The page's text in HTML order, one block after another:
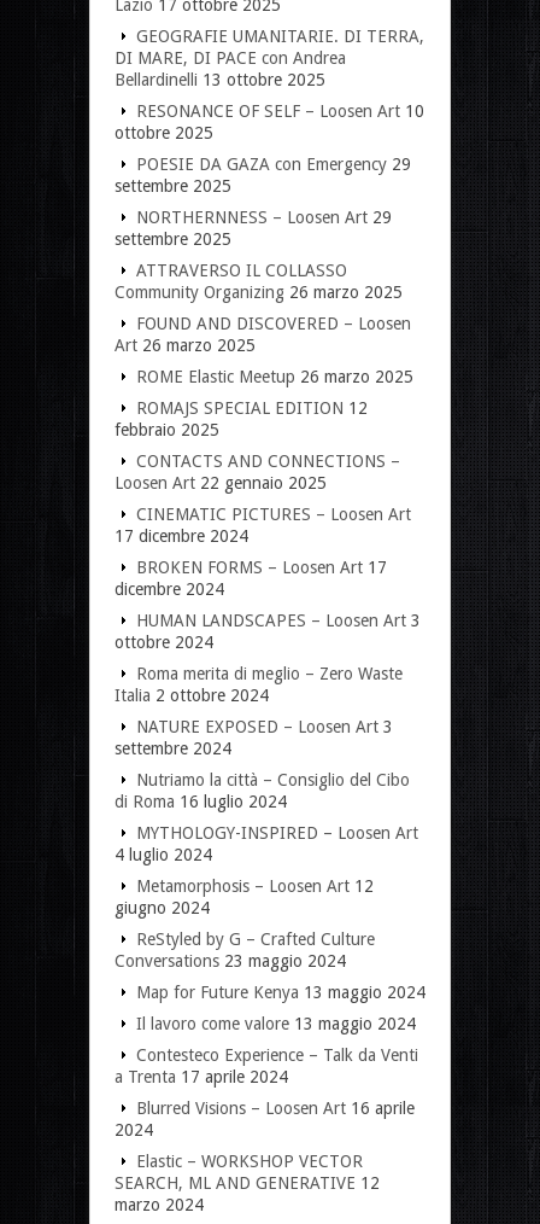
Lazio 17 ottobre 2025
GEOGRAFIE UMANITARIE. DI TERRA,
DI MARE, DI PACE con Andrea
Bellardinelli 13 ottobre 2025
RESONANCE OF SELF – Loosen Art 10
ottobre 2025
POESIE DA GAZA con Emergency 29
settembre 2025
NORTHERNNESS – Loosen Art 29
settembre 2025
ATTRAVERSO IL COLLASSO
Community Organizing 26 marzo 2025
FOUND AND DISCOVERED – Loosen
Art 26 marzo 2025
ROME Elastic Meetup 26 marzo 2025
ROMAJS SPECIAL EDITION 12
febbraio 2025
CONTACTS AND CONNECTIONS –
Loosen Art 22 gennaio 2025
CINEMATIC PICTURES – Loosen Art
17 dicembre 2024
BROKEN FORMS – Loosen Art 17
dicembre 2024
HUMAN LANDSCAPES – Loosen Art 3
ottobre 2024
Roma merita di meglio – Zero Waste
Italia 2 ottobre 2024
NATURE EXPOSED – Loosen Art 3
settembre 2024
Nutriamo la città – Consiglio del Cibo
di Roma 16 luglio 2024
MYTHOLOGY-INSPIRED – Loosen Art
4 luglio 2024
Metamorphosis – Loosen Art 12
giugno 2024
ReStyled by G – Crafted Culture
Conversations 23 maggio 2024
Map for Future Kenya 13 maggio 2024
Il lavoro come valore 13 maggio 2024
Contesteco Experience – Talk da Venti
a Trenta 17 aprile 2024
Blurred Visions – Loosen Art 16 aprile
2024
Elastic – WORKSHOP VECTOR
SEARCH, ML AND GENERATIVE 12
marzo 2024